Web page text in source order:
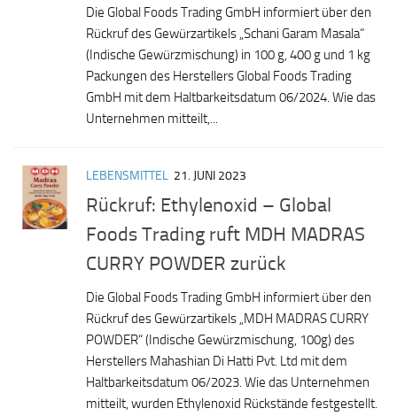
Die Global Foods Trading GmbH informiert über den
Rückruf des Gewürzartikels „Schani Garam Masala“
(Indische Gewürzmischung) in 100 g, 400 g und 1 kg
Packungen des Herstellers Global Foods Trading
GmbH mit dem Haltbarkeitsdatum 06/2024. Wie das
Unternehmen mitteilt,...
LEBENSMITTEL 21. JUNI 2023
Rückruf: Ethylenoxid – Global
Foods Trading ruft MDH MADRAS
CURRY POWDER zurück
Die Global Foods Trading GmbH informiert über den
Rückruf des Gewürzartikels „MDH MADRAS CURRY
POWDER“ (Indische Gewürzmischung, 100g) des
Herstellers Mahashian Di Hatti Pvt. Ltd mit dem
Haltbarkeitsdatum 06/2023. Wie das Unternehmen
mitteilt, wurden Ethylenoxid Rückstände festgestellt.